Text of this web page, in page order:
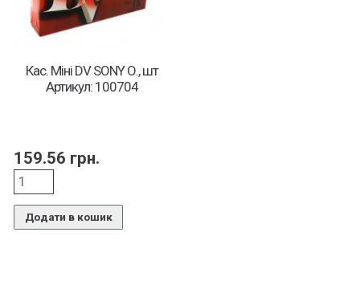
Кас. Міні DV SONY О., шт
Артикул: 100704
159.56 грн.
Додати в кошик